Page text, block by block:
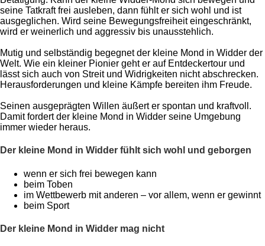
seine Tatkraft frei ausleben, dann fühlt er sich wohl und ist
ausgeglichen. Wird seine Bewegungsfreiheit eingeschränkt,
wird er weinerlich und aggressiv bis unausstehlich.
Mutig und selbständig begegnet der kleine Mond in Widder der
Welt. Wie ein kleiner Pionier geht er auf Entdeckertour und
lässt sich auch von Streit und Widrigkeiten nicht abschrecken.
Herausforderungen und kleine Kämpfe bereiten ihm Freude.
Seinen ausgeprägten Willen äußert er spontan und kraftvoll.
Damit fordert der kleine Mond in Widder seine Umgebung
immer wieder heraus.
Der kleine Mond in Widder fühlt sich wohl und geborgen
wenn er sich frei bewegen kann
beim Toben
im Wettbewerb mit anderen – vor allem, wenn er gewinnt
beim Sport
Der kleine Mond in Widder mag nicht